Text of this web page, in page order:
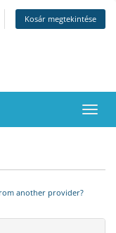
Kosár megtekintése
a
another provider?